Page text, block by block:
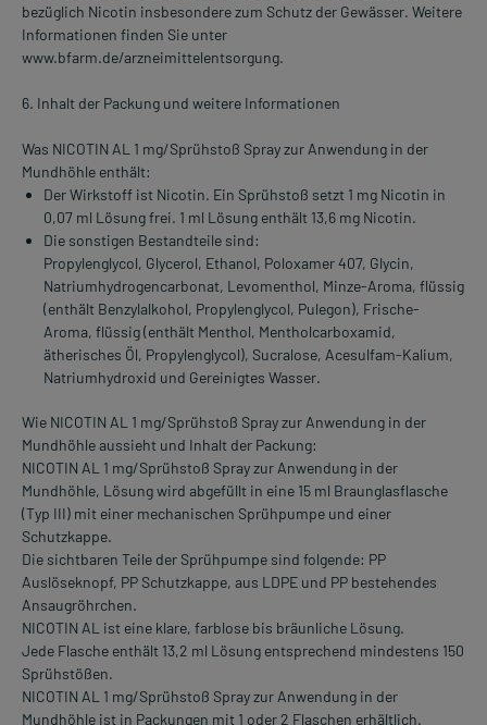
bezüglich Nicotin insbesondere zum Schutz der Gewässer. Weitere
Informationen finden Sie unter
www.bfarm.de/arzneimittelentsorgung.
6. Inhalt der Packung und weitere Informationen
Was NICOTIN AL 1 mg/Sprühstoß Spray zur Anwendung in der
Mundhöhle enthält:
Der Wirkstoff ist Nicotin. Ein Sprühstoß setzt 1 mg Nicotin in
0,07 ml Lösung frei. 1 ml Lösung enthält 13,6 mg Nicotin.
Die sonstigen Bestandteile sind:
Propylenglycol, Glycerol, Ethanol, Poloxamer 407, Glycin,
Natriumhydrogencarbonat, Levomenthol, Minze-Aroma, flüssig
(enthält Benzylalkohol, Propylenglycol, Pulegon), Frische-
Aroma, flüssig (enthält Menthol, Mentholcarboxamid,
ätherisches Öl, Propylenglycol), Sucralose, Acesulfam-Kalium,
Natriumhydroxid und Gereinigtes Wasser.
Wie NICOTIN AL 1 mg/Sprühstoß Spray zur Anwendung in der
Mundhöhle aussieht und Inhalt der Packung:
NICOTIN AL 1 mg/Sprühstoß Spray zur Anwendung in der
Mundhöhle, Lösung wird abgefüllt in eine 15 ml Braunglasflasche
(Typ III) mit einer mechanischen Sprühpumpe und einer
Schutzkappe.
Die sichtbaren Teile der Sprühpumpe sind folgende: PP
Auslöseknopf, PP Schutzkappe, aus LDPE und PP bestehendes
Ansaugröhrchen.
NICOTIN AL ist eine klare, farblose bis bräunliche Lösung.
Jede Flasche enthält 13,2 ml Lösung entsprechend mindestens 150
Sprühstößen.
NICOTIN AL 1 mg/Sprühstoß Spray zur Anwendung in der
Mundhöhle ist in Packungen mit 1 oder 2 Flaschen erhältlich.